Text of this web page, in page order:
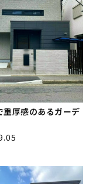
重厚感のあるガーデ